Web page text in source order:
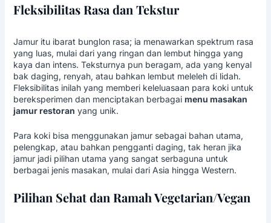
Fleksibilitas Rasa dan Tekstur
Jamur itu ibarat bunglon rasa; ia menawarkan spektrum rasa
yang luas, mulai dari yang ringan dan lembut hingga yang
kaya dan intens. Teksturnya pun beragam, ada yang kenyal
bak daging, renyah, atau bahkan lembut meleleh di lidah.
Fleksibilitas inilah yang memberi keleluasaan para koki untuk
bereksperimen dan menciptakan berbagai menu masakan
jamur restoran yang unik.
Para koki bisa menggunakan jamur sebagai bahan utama,
pelengkap, atau bahkan pengganti daging, tak heran jika
jamur jadi pilihan utama yang sangat serbaguna untuk
berbagai jenis masakan, mulai dari Asia hingga Western.
Pilihan Sehat dan Ramah Vegetarian/Vegan